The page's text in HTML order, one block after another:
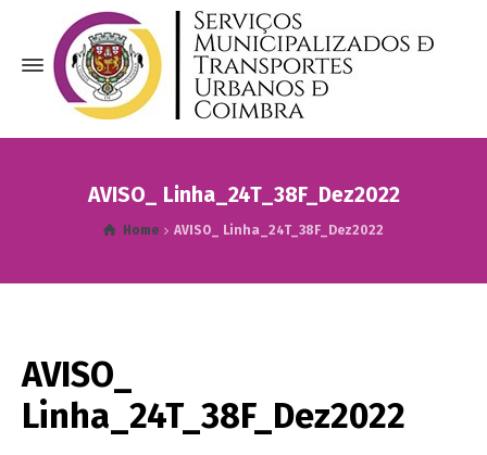
AVISO_ Linha_24T_38F_Dez2022
Home AVISO_ Linha_24T_38F_Dez2022
AVISO_
Linha_24T_38F_Dez2022